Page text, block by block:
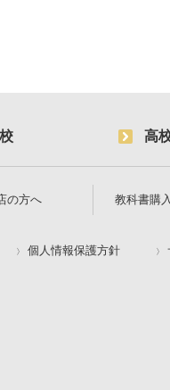
高
の方へ 教科書購
個人情報保護方針